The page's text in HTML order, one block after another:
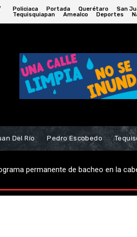
Policiaca Portada Querétaro San
Tequisquiapan
Amealco Deportes
Del Río Pedro Escobedo
permanente de bacheo en la